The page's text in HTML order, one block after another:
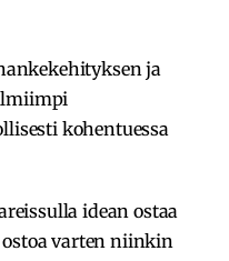
ja
kohentuessa
idean ostaa
varten niinkin